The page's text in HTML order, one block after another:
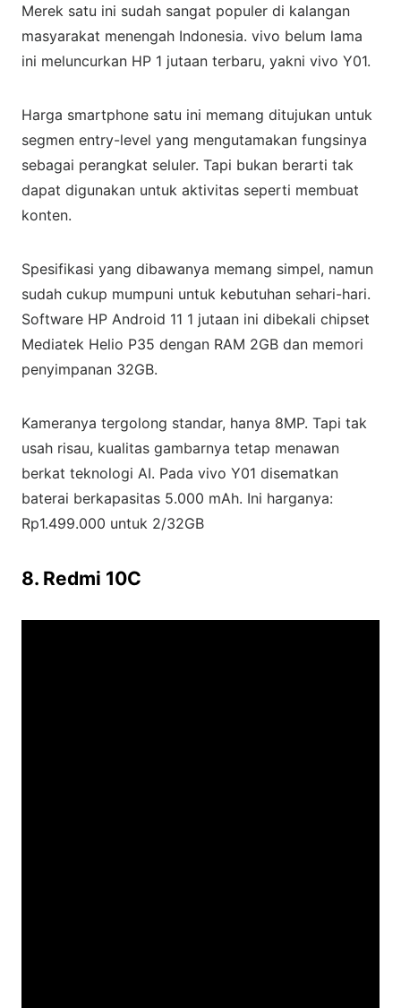
Merek satu ini sudah sangat populer di kalangan
masyarakat menengah Indonesia. vivo belum lama
ini meluncurkan HP 1 jutaan terbaru, yakni vivo Y01.
Harga smartphone satu ini memang ditujukan untuk
segmen entry-level yang mengutamakan fungsinya
sebagai perangkat seluler. Tapi bukan berarti tak
dapat digunakan untuk aktivitas seperti membuat
konten.
Spesifikasi yang dibawanya memang simpel, namun
sudah cukup mumpuni untuk kebutuhan sehari-hari.
Software HP Android 11 1 jutaan ini dibekali chipset
Mediatek Helio P35 dengan RAM 2GB dan memori
penyimpanan 32GB.
Kameranya tergolong standar, hanya 8MP. Tapi tak
usah risau, kualitas gambarnya tetap menawan
berkat teknologi AI. Pada vivo Y01 disematkan
baterai berkapasitas 5.000 mAh. Ini harganya:
Rp1.499.000 untuk 2/32GB
8. Redmi 10C